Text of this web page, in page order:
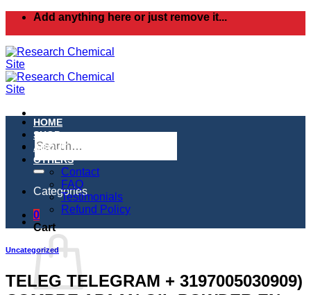
Skip
Add anything here or just remove it...
Search
for:
Categories
0
Cart
HOME
SHOP
ABOUT
OTHERS
Contact
FAQ
Testimonials
Refund Policy
Uncategorized
TELEG TELEGRAM + 3197005030909)